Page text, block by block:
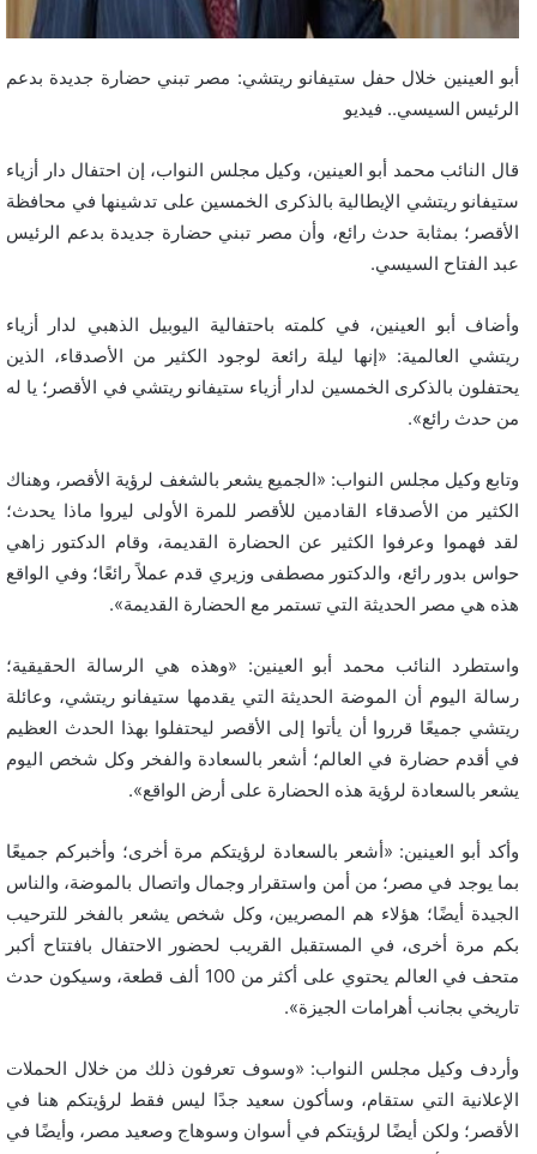
أبو العينين خلال حفل ستيفانو ريتشي: مصر تبني حضارة جديدة بدعم
الرئيس السيسي.. فيديو
قال النائب محمد أبو العينين، وكيل مجلس النواب، إن احتفال دار أزياء
ستيفانو ريتشي الإيطالية بالذكرى الخمسين على تدشينها في محافظة
الأقصر؛ بمثابة حدث رائع، وأن مصر تبني حضارة جديدة بدعم الرئيس
عبد الفتاح السيسي.
وأضاف أبو العينين، في كلمته باحتفالية اليوبيل الذهبي لدار أزياء
ريتشي العالمية: «إنها ليلة رائعة لوجود الكثير من الأصدقاء، الذين
يحتفلون بالذكرى الخمسين لدار أزياء ستيفانو ريتشي في الأقصر؛ يا له
من حدث رائع».
وتابع وكيل مجلس النواب: «الجميع يشعر بالشغف لرؤية الأقصر، وهناك
الكثير من الأصدقاء القادمين للأقصر للمرة الأولى ليروا ماذا يحدث؛
لقد فهموا وعرفوا الكثير عن الحضارة القديمة، وقام الدكتور زاهي
حواس بدور رائع، والدكتور مصطفى وزيري قدم عملاً رائعًا؛ وفي الواقع
هذه هي مصر الحديثة التي تستمر مع الحضارة القديمة».
واستطرد النائب محمد أبو العينين: «وهذه هي الرسالة الحقيقية؛
رسالة اليوم أن الموضة الحديثة التي يقدمها ستيفانو ريتشي، وعائلة
ريتشي جميعًا قرروا أن يأتوا إلى الأقصر ليحتفلوا بهذا الحدث العظيم
في أقدم حضارة في العالم؛ أشعر بالسعادة والفخر وكل شخص اليوم
يشعر بالسعادة لرؤية هذه الحضارة على أرض الواقع».
وأكد أبو العينين: «أشعر بالسعادة لرؤيتكم مرة أخرى؛ وأخبركم جميعًا
بما يوجد في مصر؛ من أمن واستقرار وجمال واتصال بالموضة، والناس
الجيدة أيضًا؛ هؤلاء هم المصريين، وكل شخص يشعر بالفخر للترحيب
بكم مرة أخرى، في المستقبل القريب لحضور الاحتفال بافتتاح أكبر
متحف في العالم يحتوي على أكثر من 100 ألف قطعة، وسيكون حدث
تاريخي بجانب أهرامات الجيزة».
وأردف وكيل مجلس النواب: «وسوف تعرفون ذلك من خلال الحملات
الإعلانية التي ستقام، وسأكون سعيد جدًا ليس فقط لرؤيتكم هنا في
الأقصر؛ ولكن أيضًا لرؤيتكم في أسوان وسوهاج وصعيد مصر، وأيضًا في